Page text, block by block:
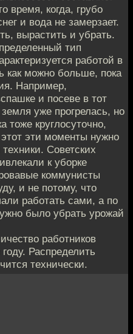
время, когда, грубо
и вода не замерзает.
вырастить и убрать.
тип
работой в
как можно больше, пока
Например,
и посеве в тот
уже прогрелась, но
круглосуточно,
эти моменты нужно
Советских
к уборке
коммунисты
и не потому, что
работать сами, а по
было убрать урожай
работников
Распределить
технически.